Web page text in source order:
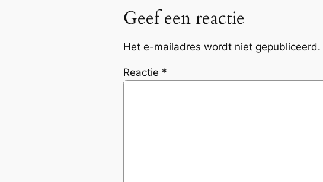
Geef een reactie
Het e-mailadres wordt niet gepubliceerd.
Reactie *